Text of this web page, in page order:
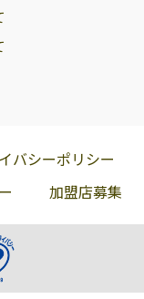
バシーポリシー
加盟店募集